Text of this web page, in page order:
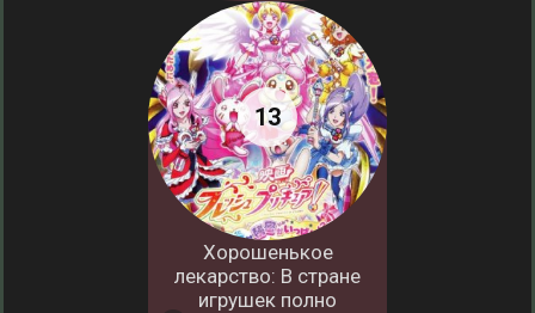
Хорошенькое
лекарство: В стране
игрушек полно